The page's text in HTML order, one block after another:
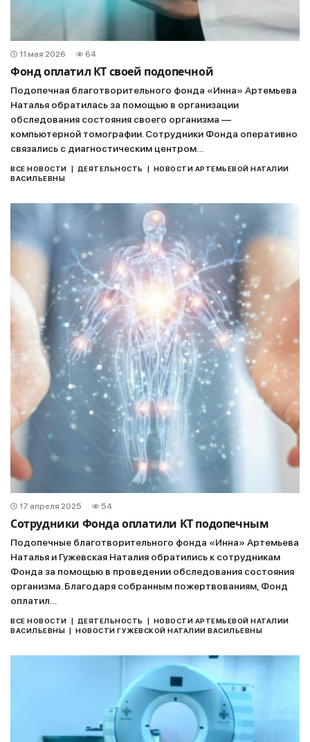
11 мая 2026 64
Фонд оплатил КТ своей подопечной
Подопечная благотворительного фонда «Инна» Артемьева
Наталья обратилась за помощью в организации
обследования состояния своего организма —
компьютерной томографии. Сотрудники Фонда оперативно
связались с диагностическим центром…
ВСЕ НОВОСТИ | ДЕЯТЕЛЬНОСТЬ | НОВОСТИ АРТЕМЬЕВОЙ НАТАЛИИ
ВАСИЛЬЕВНЫ
17 апреля 2025 54
Сотрудники Фонда оплатили КТ подопечным
Подопечные благотворительного фонда «Инна» Артемьева
Наталья и Гужевская Наталия обратились к сотрудникам
Фонда за помощью в проведении обследования состояния
организма. Благодаря собранным пожертвованиям, Фонд
оплатил…
ВСЕ НОВОСТИ | ДЕЯТЕЛЬНОСТЬ | НОВОСТИ АРТЕМЬЕВОЙ НАТАЛИИ
ВАСИЛЬЕВНЫ | НОВОСТИ ГУЖЕВСКОЙ НАТАЛИИ ВАСИЛЬЕВНЫ